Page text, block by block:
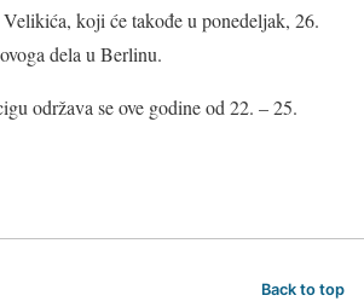
Velikića, koji će takođe u ponedeljak, 26.
dela u Berlinu.
održava se ove godine od 22. – 25.
Back to top